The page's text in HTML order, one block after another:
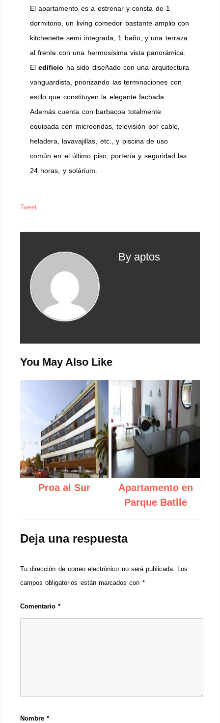
El apartamento es a estrenar y consta de 1
dormitorio, un living comedor bastante amplio con
kitchenette semi integrada, 1 baño, y una terraza
al frente con una hermosísima vista panorámica.
Eledificio ha sido diseñado con una arquitectura
vanguardista, priorizando las terminaciones con
estilo que constituyen la elegante fachada.
Además cuenta con barbacoa totalmente
equipada con microondas, televisión por cable,
heladera, lavavajillas, etc., y piscina de uso
común en el último piso, portería y seguridad las
24 horas, y solárium.
Tweet
By aptos
You May Also Like
Proa al Sur
Apartamento en
Parque Batlle
Deja una respuesta
Tu dirección de correo electrónico no será publicada.
Los
campos obligatorios están marcados con *
Comentario*
Nombre*